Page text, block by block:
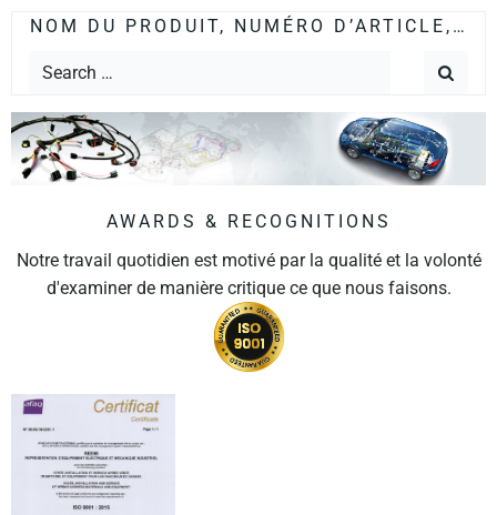
NOM DU PRODUIT, NUMÉRO D’ARTICLE,…
AWARDS & RECOGNITIONS
Notre travail quotidien est motivé par la qualité et la volonté
d'examiner de manière critique ce que nous faisons.